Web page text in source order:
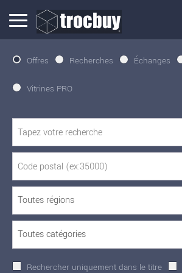
Offres Recherches Échanges
Vitrines PRO
Rechercher uniquement dans le titre